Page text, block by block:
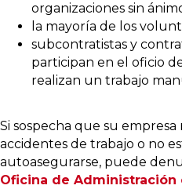
organizaciones sin
la mayoría de los
subcontratistas y
participan en el oficio
realizan un trabajo
Si sospecha que su
accidentes de trabajo o no
autoasegurarse, puede
Oficina de Administración